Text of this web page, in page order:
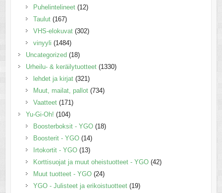
Puhelintelineet (12)
Taulut (167)
VHS-elokuvat (302)
vinyyli (1484)
Uncategorized (18)
Urheilu- & keräilytuotteet (1330)
lehdet ja kirjat (321)
Muut, mailat, pallot (734)
Vaatteet (171)
Yu-Gi-Oh! (104)
Boosterboksit - YGO (18)
Boosterit - YGO (14)
Irtokortit - YGO (13)
Korttisuojat ja muut oheistuotteet - YGO (42)
Muut tuotteet - YGO (24)
YGO - Julisteet ja erikoistuotteet (19)